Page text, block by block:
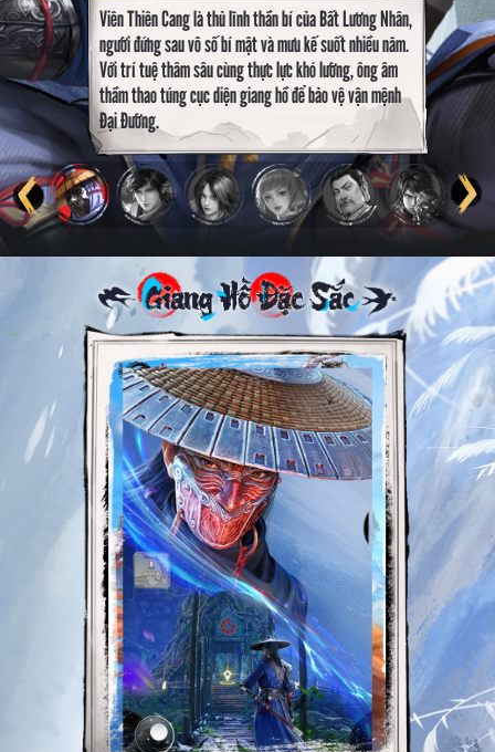
Viên Thiên Cang là thủ lĩnh thần bí của Bất Lương Nhân,
người đứng sau vô số bí mật và mưu kế suốt nhiều năm.
Với trí tuệ thâm sâu cùng thực lực khó lường, ông âm
thầm thao túng cục diện giang hồ để bảo vệ vận mệnh
Đại Đường.